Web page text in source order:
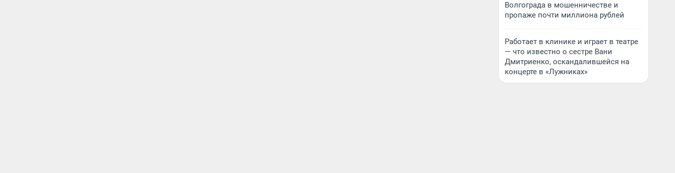
Волгограда в мошенничестве и
пропаже почти миллиона рублей
Работает в клинике и играет в театре
— что известно о сестре Вани
Дмитриенко, оскандалившейся на
концерте в «Лужниках»